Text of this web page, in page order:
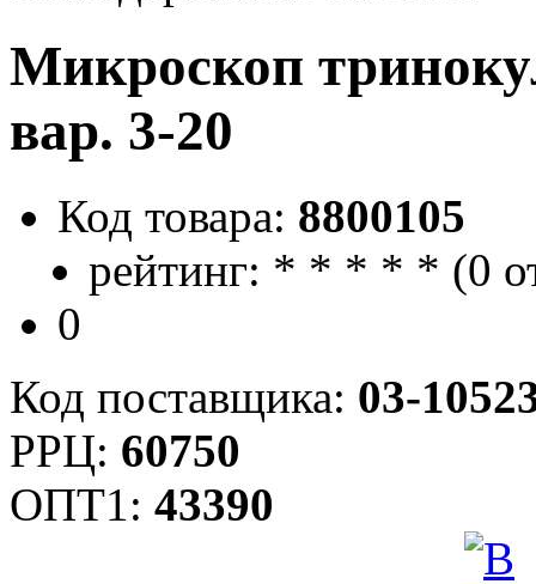
Микроскоп
вар. 3-20
Код товара: 8800105
рейтинг: * * * * * (0
0
Код поставщика: 03-
РРЦ: 60750
ОПТ1: 43390